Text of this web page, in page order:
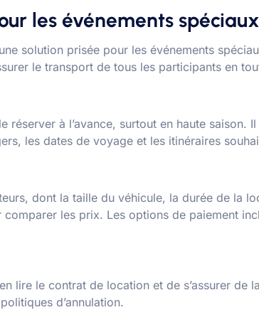
les événements spéciaux
solution prisée pour les événements
le transport de tous les participants en
à l’avance, surtout en haute
les dates de voyage et les itinéraires
dont la taille du véhicule, la durée de la
les prix. Les options de paiement
lire le contrat de location et de s’assurer de
d’annulation.